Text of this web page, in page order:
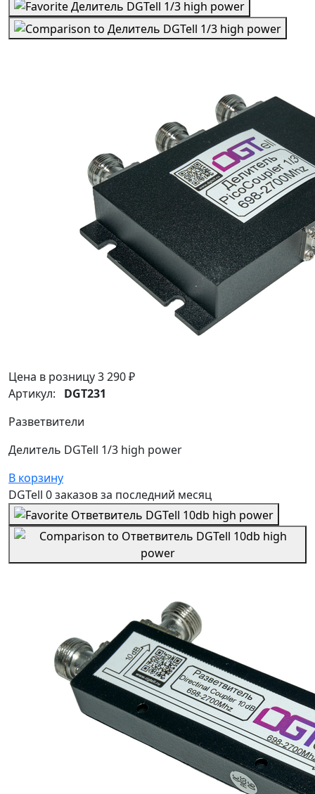
Цена в розницу3 290 ₽
Артикул: DGT231
Разветвители
Делитель DGTell 1/3 high power
В корзину
DGTell 0 заказовза последний месяц